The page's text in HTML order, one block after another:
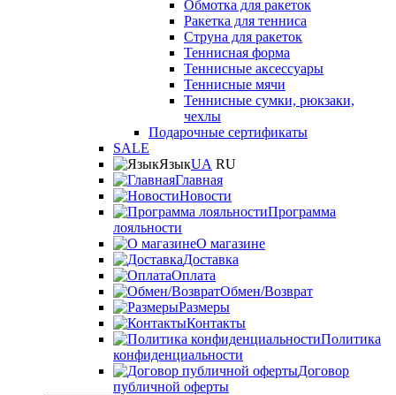
Обмотка для ракеток
Ракетка для тенниса
Струна для ракеток
Теннисная форма
Теннисные аксессуары
Теннисные мячи
Теннисные сумки, рюкзаки,
чехлы
Подарочные сертификаты
SALE
ЯзыкUA RU
Главная
Новости
Программа
лояльности
О магазине
Доставка
Оплата
Обмен/Возврат
Размеры
Контакты
Политика
конфиденциальности
Договор
публичной оферты